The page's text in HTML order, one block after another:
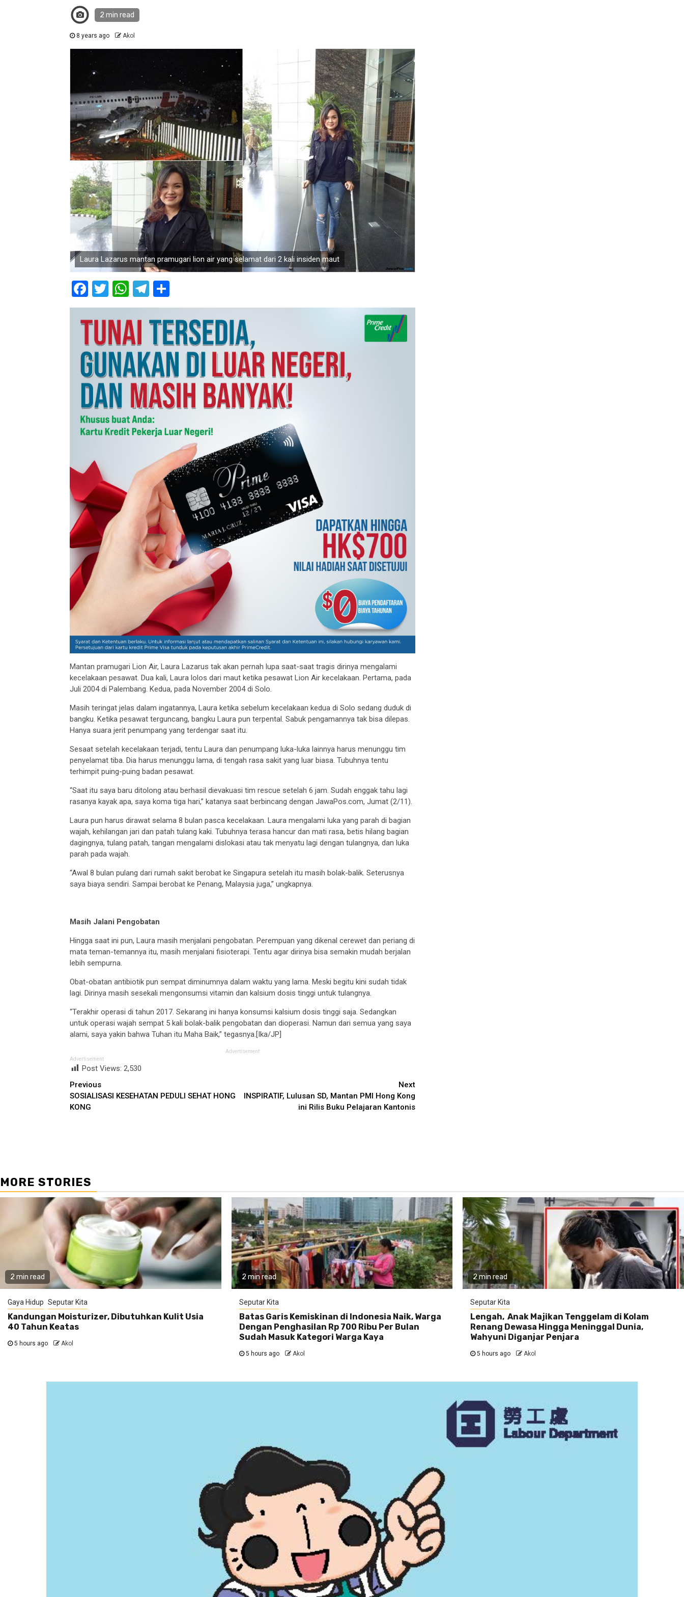
2 min read
8 years ago Akol
Laura Lazarus mantan pramugari lion air yang selamat dari 2 kali insiden maut
Facebook
Twitter
WhatsApp
Telegram
Mantan pramugari Lion Air, Laura Lazarus tak akan pernah lupa saat-saat tragis dirinya mengalami
kecelakaan pesawat. Dua kali, Laura lolos dari maut ketika pesawat Lion Air kecelakaan. Pertama, pada
Juli 2004 di Palembang. Kedua, pada November 2004 di Solo.
Masih teringat jelas dalam ingatannya, Laura ketika sebelum kecelakaan kedua di Solo sedang duduk di
bangku. Ketika pesawat terguncang, bangku Laura pun terpental. Sabuk pengamannya tak bisa dilepas.
Hanya suara jerit penumpang yang terdengar saat itu.
Sesaat setelah kecelakaan terjadi, tentu Laura dan penumpang luka-luka lainnya harus menunggu tim
penyelamat tiba. Dia harus menunggu lama, di tengah rasa sakit yang luar biasa. Tubuhnya tentu
terhimpit puing-puing badan pesawat.
“Saat itu saya baru ditolong atau berhasil dievakuasi tim rescue setelah 6 jam. Sudah enggak tahu lagi
rasanya kayak apa, saya koma tiga hari,” katanya saat berbincang dengan JawaPos.com, Jumat (2/11).
Laura pun harus dirawat selama 8 bulan pasca kecelakaan. Laura mengalami luka yang parah di bagian
wajah, kehilangan jari dan patah tulang kaki. Tubuhnya terasa hancur dan mati rasa, betis hilang bagian
dagingnya, tulang patah, tangan mengalami dislokasi atau tak menyatu lagi dengan tulangnya, dan luka
parah pada wajah.
“Awal 8 bulan pulang dari rumah sakit berobat ke Singapura setelah itu masih bolak-balik. Seterusnya
saya biaya sendiri. Sampai berobat ke Penang, Malaysia juga,” ungkapnya.
Masih Jalani Pengobatan
Hingga saat ini pun, Laura masih menjalani pengobatan. Perempuan yang dikenal cerewet dan periang di
mata teman-temannya itu, masih menjalani fisioterapi. Tentu agar dirinya bisa semakin mudah berjalan
lebih sempurna.
Obat-obatan antibiotik pun sempat diminumnya dalam waktu yang lama. Meski begitu kini sudah tidak
lagi. Dirinya masih sesekali mengonsumsi vitamin dan kalsium dosis tinggi untuk tulangnya.
“Terakhir operasi di tahun 2017. Sekarang ini hanya konsumsi kalsium dosis tinggi saja. Sedangkan
untuk operasi wajah sempat 5 kali bolak-balik pengobatan dan dioperasi. Namun dari semua yang saya
alami, saya yakin bahwa Tuhan itu Maha Baik,” tegasnya.[Ika/JP]
Advertisement
Advertisement
Post Views:2,530
Continue
Reading
Previous
SOSIALISASI KESEHATAN PEDULI SEHAT HONG
KONG
Next
INSPIRATIF, Lulusan SD, Mantan PMI Hong Kong
ini Rilis Buku Pelajaran Kantonis
MORE STORIES
2 min read
Gaya Hidup Seputar Kita
Kandungan Moisturizer, Dibutuhkan Kulit Usia
40 Tahun Keatas
5 hours ago Akol
2 min read
Seputar Kita
Batas Garis Kemiskinan di Indonesia Naik, Warga
Dengan Penghasilan Rp 700 Ribu Per Bulan
Sudah Masuk Kategori Warga Kaya
5 hours ago Akol
2 min read
Seputar Kita
Lengah, Anak Majikan Tenggelam di Kolam
Renang Dewasa Hingga Meninggal Dunia,
Wahyuni Diganjar Penjara
5 hours ago Akol